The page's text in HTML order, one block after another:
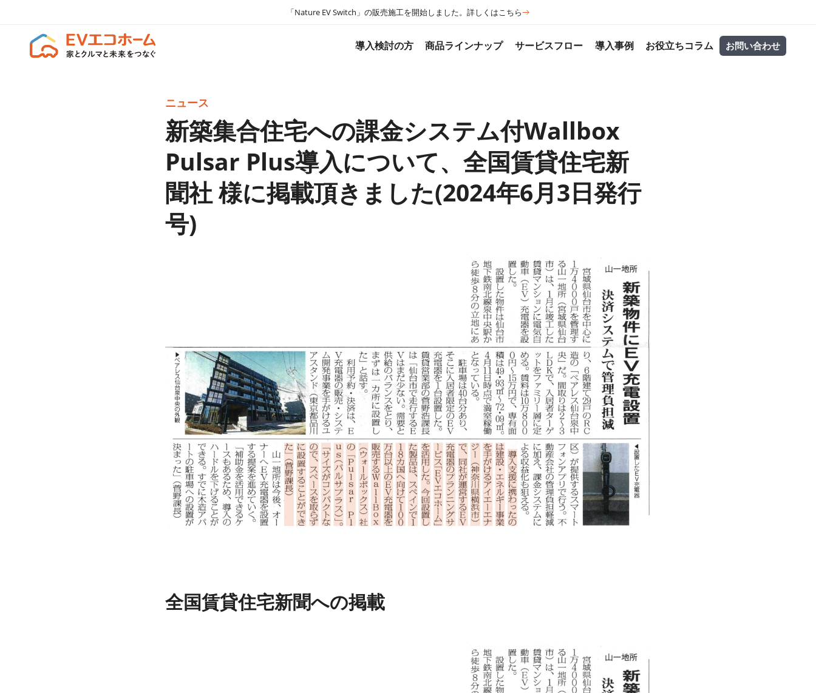
「Nature EV Switch」の販売施工を開始しました。詳しくはこちら
導入検討の方 商品ラインナップ サービスフロー 導入事例 お役立ちコラム お問い合わせ
ニュース
新築集合住宅への課金システム付Wallbox
Pulsar Plus導入について、全国賃貸住宅新
聞社 様に掲載頂きました(2024年6月3日発行
号)
全国賃貸住宅新聞への掲載